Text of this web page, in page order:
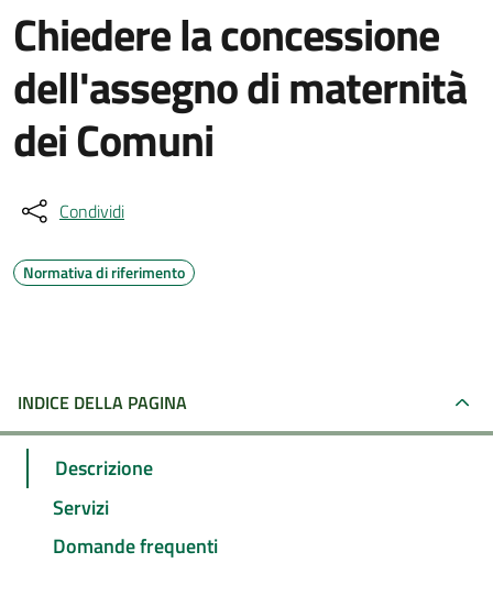
Chiedere la concessione
dell'assegno di maternità
dei Comuni
Condividi
Normativa di riferimento
INDICE DELLA PAGINA
Descrizione
Servizi
Domande frequenti